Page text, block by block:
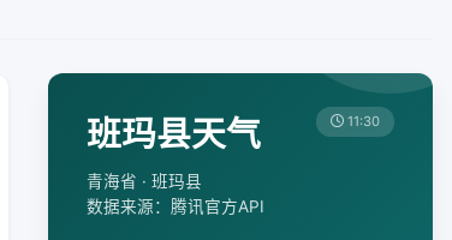
班玛县天气
青海省 · 班玛县
数据来源：腾讯官方API
11:30